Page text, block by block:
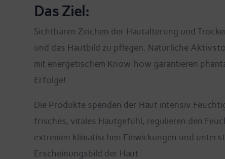
Das Ziel:
Sichtbaren Zeichen der Hautalterung und
und das Hautbild zu pflegen. Natürliche
mit energetischem Know-how garantieren
Erfolge!
Die Produkte spenden der Haut intensiv
frisches, vitales Hautgefühl, regulieren den
extremen klimatischen Einwirkungen und
Erscheinungsbild der Haut